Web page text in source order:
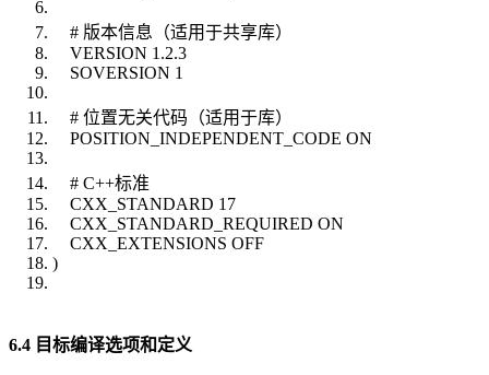
# 版本信息（适用于共享库）
VERSION 1.2.3
SOVERSION 1
# 位置无关代码（适用于库）
POSITION_INDEPENDENT_CODE ON
# C++标准
CXX_STANDARD 17
CXX_STANDARD_REQUIRED ON
CXX_EXTENSIONS OFF
)
6.4 目标编译选项和定义